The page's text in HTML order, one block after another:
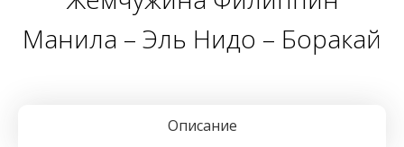
Манила – Эль Нидо – Боракай
Описание